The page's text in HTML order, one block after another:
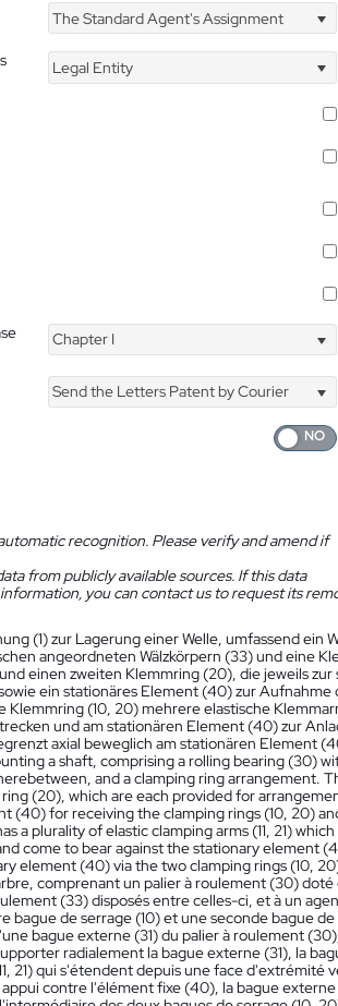
The Standard Agent's Assignment
Legal Entity
Chapter I
Send the Letters Patent by Courier
recognition. Please verify and amend if
from publicly available sources. If this data
you can contact us to request its
(1) zur Lagerung einer Welle, umfassend
angeordneten Wälzkörpern (33) und eine
einen zweiten Klemmring (20), die jeweils
ein stationäres Element (40) zur
Klemmring (10, 20) mehrere elastische
und am stationären Element (40) zur
axial beweglich am stationären Element
a shaft, comprising a rolling bearing (30)
and a clamping ring arrangement.
(20), which are each provided for
(40) for receiving the clamping rings (10, 20)
a plurality of elastic clamping arms (11, 21)
come to bear against the stationary element
element (40) via the two clamping rings (10,
comprenant un palier à roulement (30)
(33) disposés entre celles-ci, et à un
bague de serrage (10) et une seconde bague
bague externe (31) du palier à roulement
radialement la bague externe (31), la
21) qui s'étendent depuis une face
contre l'élément fixe (40), la bague